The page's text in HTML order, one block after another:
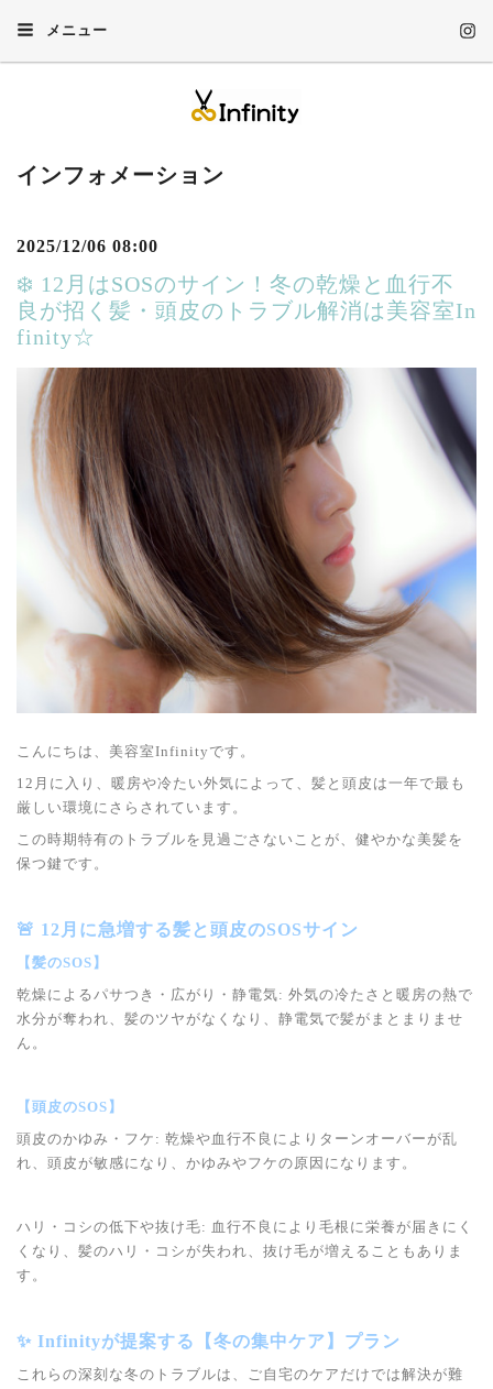
メニュー
インフォメーション
2025/12/06 08:00
❄️ 12月はSOSのサイン！冬の乾燥と血行不
良が招く髪・頭皮のトラブル解消は美容室In
finity☆
こんにちは、美容室Infinityです。
12月に入り、暖房や冷たい外気によって、髪と頭皮は一年で最も
厳しい環境にさらされています。
この時期特有のトラブルを見過ごさないことが、健やかな美髪を
保つ鍵です。
🚨 12月に急増する髪と頭皮のSOSサイン
【髪のSOS】
乾燥によるパサつき・広がり・静電気: 外気の冷たさと暖房の熱で
水分が奪われ、髪のツヤがなくなり、静電気で髪がまとまりませ
ん。
【頭皮のSOS】
頭皮のかゆみ・フケ: 乾燥や血行不良によりターンオーバーが乱
れ、頭皮が敏感になり、かゆみやフケの原因になります。
ハリ・コシの低下や抜け毛: 血行不良により毛根に栄養が届きにく
くなり、髪のハリ・コシが失われ、抜け毛が増えることもありま
す。
✨ Infinityが提案する【冬の集中ケア】プラン
これらの深刻な冬のトラブルは、ご自宅のケアだけでは解決が難